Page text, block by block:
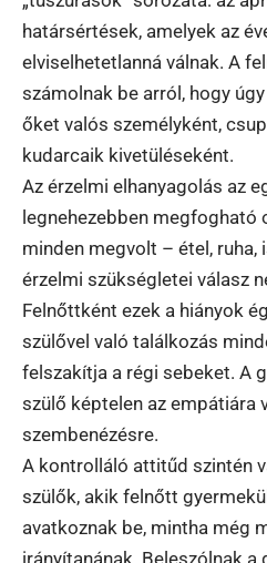
határsértések, amelyek az
elviselhetetlanná válnak. A
számolnak be arról, hogy
őket valós személyként,
kudarcaik kivetüléseként.
Az érzelmi elhanyagolás az
legnehezebben megfogható
minden megvolt – étel, ruha,
érzelmi szükségletei válasz
Felnőttként ezek a hiányok
szülővel való találkozás
felszakítja a régi sebeket. A
szülő képtelen az empátiára
szembenézésre.
A kontrolláló attitűd szintén
szülők, akik felnőtt
avatkoznak be, mintha még